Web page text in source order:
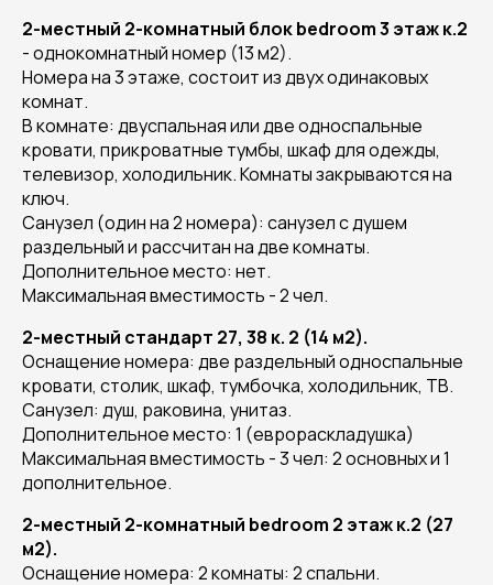
2-местный 2-комнатный блок bedroom 3 этаж к.2
- однокомнатный номер (13 м2).
Номера на 3 этаже, состоит из двух одинаковых
комнат.
В комнате: двуспальная или две односпальные
кровати, прикроватные тумбы, шкаф для одежды,
телевизор, холодильник. Комнаты закрываются на
ключ.
Санузел (один на 2 номера): санузел с душем
раздельный и рассчитан на две комнаты.
Дополнительное место: нет.
Максимальная вместимость - 2 чел.
2-местный стандарт 27, 38 к. 2 (14 м2).
Оснащение номера: две раздельный односпальные
кровати, столик, шкаф, тумбочка, холодильник, ТВ.
Санузел: душ, раковина, унитаз.
Дополнительное место: 1 (еврораскладушка)
Максимальная вместимость - 3 чел: 2 основных и 1
дополнительное.
2-местный 2-комнатный bedroom 2 этаж к.2 (27
м2).
Оснащение номера: 2 комнаты: 2 спальни.